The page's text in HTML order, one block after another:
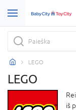
LEGO
LEGO
iš